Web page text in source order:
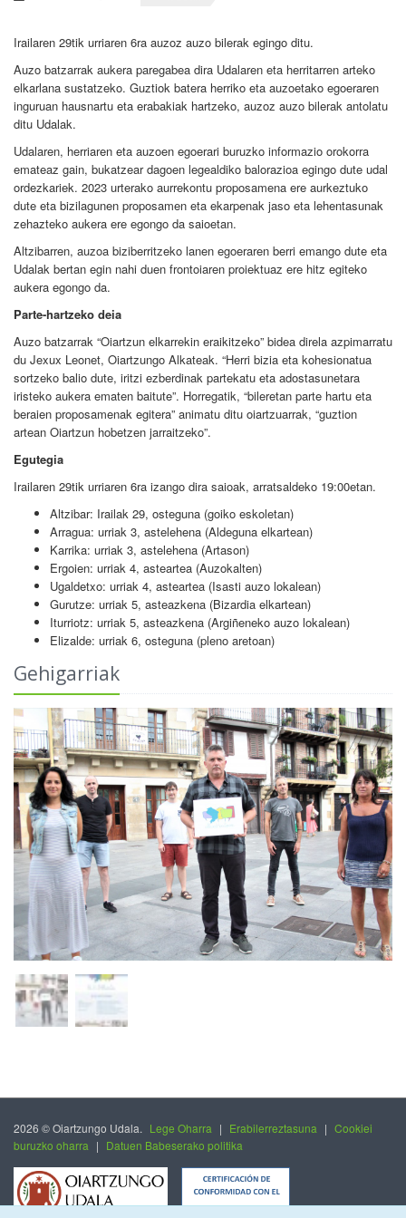
Irailaren 29tik urriaren 6ra auzoz auzo bilerak egingo ditu.
Auzo batzarrak aukera paregabea dira Udalaren eta herritarren arteko
elkarlana sustatzeko. Guztiok batera herriko eta auzoetako egoeraren
inguruan hausnartu eta erabakiak hartzeko, auzoz auzo bilerak antolatu
ditu Udalak.
Udalaren, herriaren eta auzoen egoerari buruzko informazio orokorra
emateaz gain, bukatzear dagoen legealdiko balorazioa egingo dute udal
ordezkariek. 2023 urterako aurrekontu proposamena ere aurkeztuko
dute eta bizilagunen proposamen eta ekarpenak jaso eta lehentasunak
zehazteko aukera ere egongo da saioetan.
Altzibarren, auzoa biziberritzeko lanen egoeraren berri emango dute eta
Udalak bertan egin nahi duen frontoiaren proiektuaz ere hitz egiteko
aukera egongo da.
Parte-hartzeko deia
Auzo batzarrak “Oiartzun elkarrekin eraikitzeko” bidea direla azpimarratu
du Jexux Leonet, Oiartzungo Alkateak. “Herri bizia eta kohesionatua
sortzeko balio dute, iritzi ezberdinak partekatu eta adostasunetara
iristeko aukera ematen baitute”. Horregatik, “bileretan parte hartu eta
beraien proposamenak egitera” animatu ditu oiartzuarrak, “guztion
artean Oiartzun hobetzen jarraitzeko”.
Egutegia
Irailaren 29tik urriaren 6ra izango dira saioak, arratsaldeko 19:00etan.
Altzibar: Irailak 29, osteguna (goiko eskoletan)
Arragua: urriak 3, astelehena (Aldeguna elkartean)
Karrika: urriak 3, astelehena (Artason)
Ergoien: urriak 4, asteartea (Auzokalten)
Ugaldetxo: urriak 4, asteartea (Isasti auzo lokalean)
Gurutze: urriak 5, asteazkena (Bizardia elkartean)
Iturriotz: urriak 5, asteazkena (Argiñeneko auzo lokalean)
Elizalde: urriak 6, osteguna (pleno aretoan)
Gehigarriak
2026 © Oiartzungo Udala. Lege Oharra | Erabilerreztasuna | Cookiei
buruzko oharra | Datuen Babeserako politika